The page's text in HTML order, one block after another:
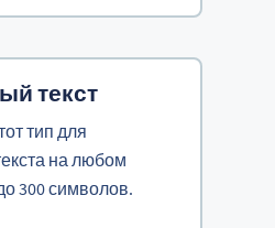
текст
тип для
на любом
300 символов.